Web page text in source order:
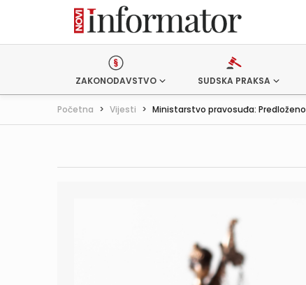
ZAKONODAVSTVO SUDSKA PRAKSA
Početna > Vijesti > Ministarstvo pravosuđa: Predloženo